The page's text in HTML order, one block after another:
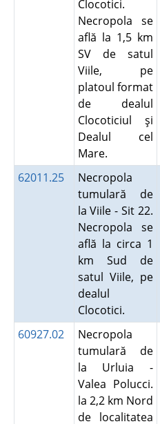
Clocotici.
Necropola se
află la 1,5 km
SV de satul
Viile, pe
platoul format
de dealul
Clocoticiul şi
Dealul cel
Mare.
62011.25
Necropola
tumulară de
la Viile - Sit 22.
Necropola se
află la circa 1
km Sud de
satul Viile, pe
dealul
Clocotici.
60927.02
Necropola
tumulară de
la Urluia -
Valea Polucci.
la 2,2 km Nord
de localitatea